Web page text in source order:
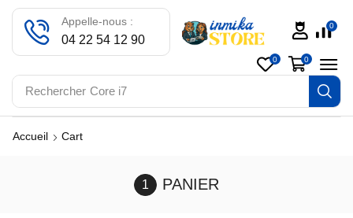
Rechercher Core i7
Appelle-nous :
04 22 54 12 90
0
0 0
Accueil Cart
PANIER